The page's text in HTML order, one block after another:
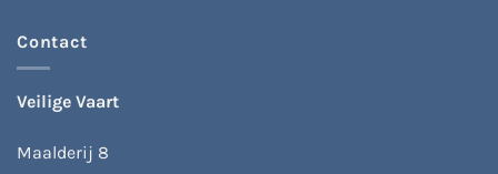
Contact
Veilige Vaart
Maalderij 8